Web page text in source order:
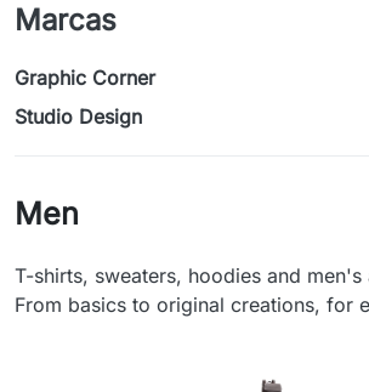
Marcas
Graphic Corner
Studio Design
Men
T-shirts, sweaters, hoodies and men's
From basics to original creations, for